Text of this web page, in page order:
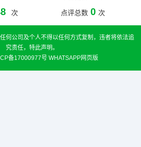
次 点评总数 0 次
何公司及个人不得以任何方式复制，违者将依法追
究责任，特此声明。
备17000977号 WHATSAPP网页版